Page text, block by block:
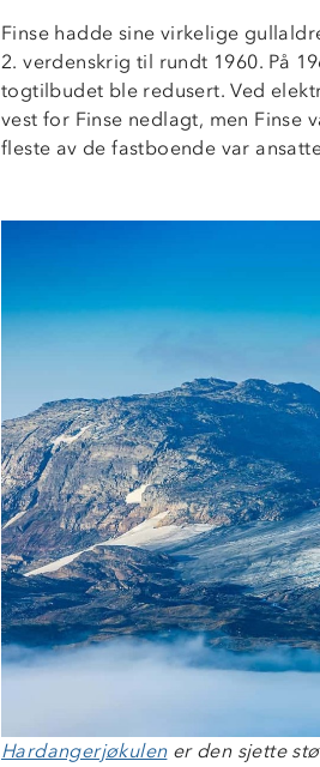
Finse hadde sine virkelige
2. verdenskrig til rundt 1960. På
togtilbudet ble redusert. Ved
vest for Finse nedlagt, men Finse
fleste av de fastboende var
Hardangerjøkulener den sjette